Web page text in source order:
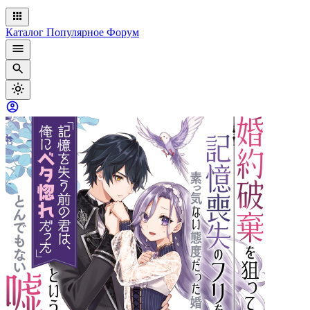
Каталог Популярное Форум